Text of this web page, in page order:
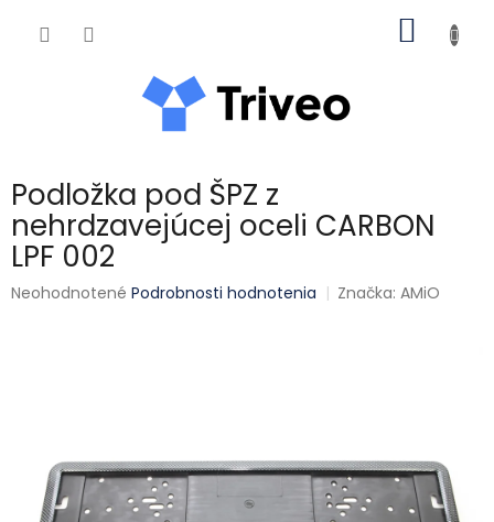
Podložka pod ŠPZ z
nehrdzavejúcej oceli CARBON
LPF 002
Priemerné hodnotenie produktu je 0,0 z 5 hviezdičiek.
Neohodnotené Podrobnosti hodnotenia Značka:AMiO